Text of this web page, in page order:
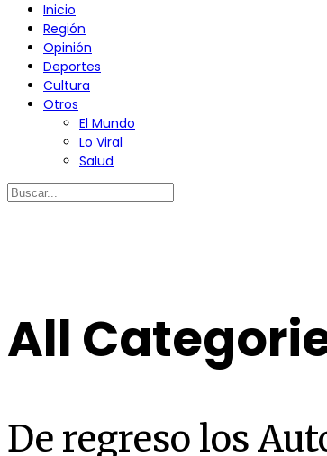
Inicio
Región
Opinión
Deportes
Cultura
Otros
El Mundo
Lo Viral
Salud
All
De regreso los